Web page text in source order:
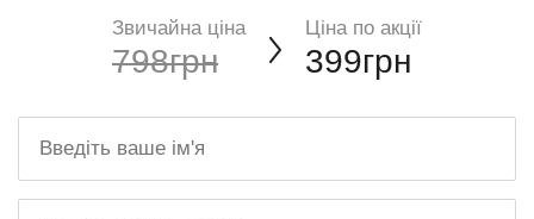
Звичайна ціна
798грн
Ціна по акції
399грн